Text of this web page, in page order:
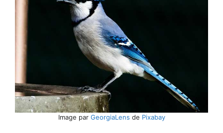
Image par GeorgiaLens de Pixabay